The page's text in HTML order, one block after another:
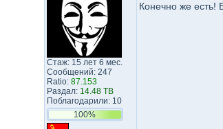
Стаж: 15 лет 6 мес.
Сообщений: 247
Ratio: 87.153
Раздал: 14.48 TB
Поблагодарили: 10
100%
Конечно же есть!